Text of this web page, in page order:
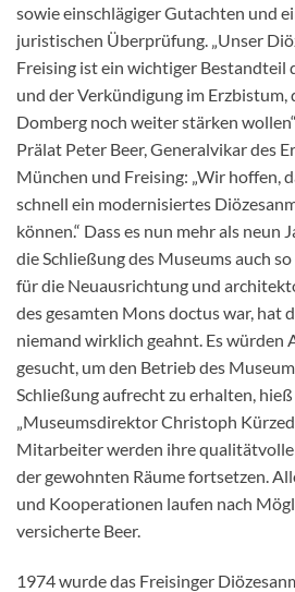
sowie einschlägiger Gutachten und
juristischen Überprüfung. „Unser
Freising ist ein wichtiger Bestandteil
und der Verkündigung im
Domberg noch weiter stärken
Prälat Peter Beer, Generalvikar des
München und Freising: „Wir hoffen,
schnell ein modernisiertes
können.“ Dass es nun mehr als neun
die Schließung des Museums auch
für die Neuausrichtung und
des gesamten Mons doctus war, hat
niemand wirklich geahnt. Es würden
gesucht, um den Betrieb des
Schließung aufrecht zu erhalten,
„Museumsdirektor Christoph
Mitarbeiter werden ihre
der gewohnten Räume fortsetzen.
und Kooperationen laufen nach
versicherte Beer.
1974 wurde das Freisinger